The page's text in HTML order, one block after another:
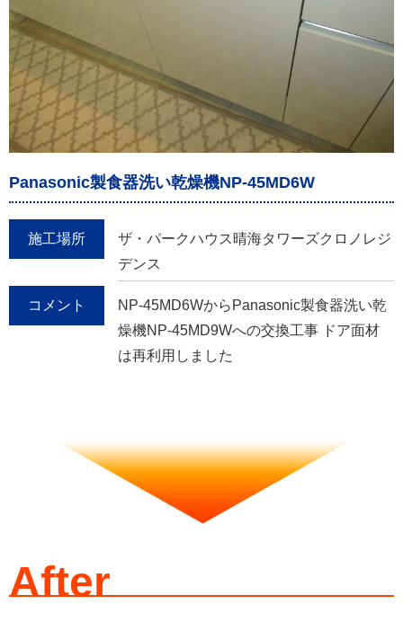
Panasonic製食器洗い乾燥機NP-45MD6W
施工場所
ザ・パークハウス晴海タワーズクロノレジ
デンス
コメント
NP-45MD6WからPanasonic製食器洗い乾
燥機NP-45MD9Wへの交換工事 ドア面材
は再利用しました
After